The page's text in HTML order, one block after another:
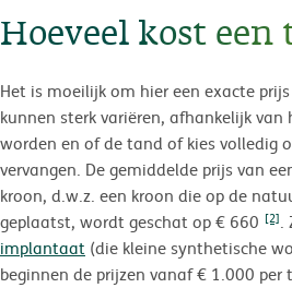
Hoeveel kost een
Het is moeilijk om hier een exacte
kunnen sterk variëren, afhankelijk
worden en of de tand of kies volledig
vervangen. De gemiddelde prijs van
kroon, d.w.z. een kroon die op de
geplaatst, wordt geschat op € 660 [2].
implantaat (die kleine synthetische
beginnen de prijzen vanaf € 1.000